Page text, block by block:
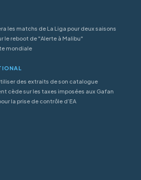
les matchs de La Liga pour deux saisons
le reboot de "Alerte à Malibu"
mondiale
des extraits de son catalogue
cède sur les taxes imposées aux Gafan
la prise de contrôle d’EA